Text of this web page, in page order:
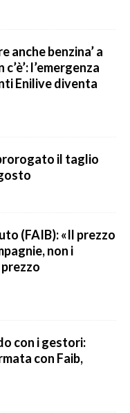
anche benzina’ a
l’emergenza
Enilive diventa
il taglio
(FAIB): «Il prezzo
non i
prezzo
con i gestori:
con Faib,